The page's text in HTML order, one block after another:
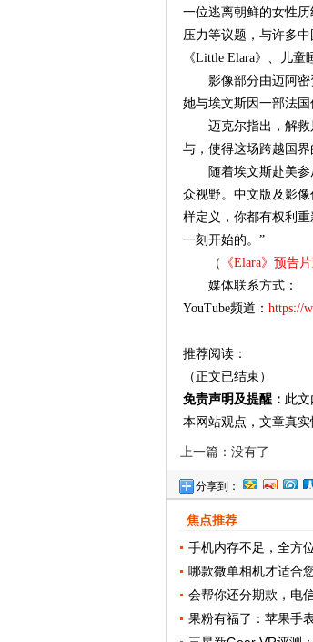
一位逃离朝鲜的女性
压力等议题，与许多
《Little Elara》、儿
影像部分由迈阿密
她与埃文斯因一部法
迈克尔指出，解
与，使得这场跨越国界
随着埃文斯赴美
众视野。中文版及影
样定义，你都有权利
一刻开始的。”
（
《Elara》预告
媒体联系方式：
YouTube频道： https://
推荐阅读：
（正文已结束）
免责声明及提醒： 此
本网站观点，文章真
上一篇：没有了
分享到：
焦点推荐
手机内存不足，全方
哪款微单相机才适合
会帮你还分期款，电
果粉有福了：苹果手